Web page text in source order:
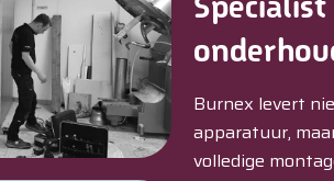
Burnex levert
apparatuur,
volledige